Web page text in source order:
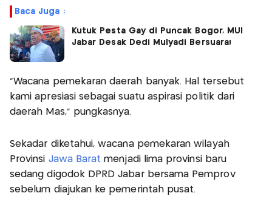
Baca Juga :
Kutuk Pesta Gay di Puncak Bogor, MUI
Jabar Desak Dedi Mulyadi Bersuara!
"Wacana pemekaran daerah banyak. Hal tersebut
kami apresiasi sebagai suatu aspirasi politik dari
daerah Mas," pungkasnya.
Sekadar diketahui, wacana pemekaran wilayah
Provinsi Jawa Baratmenjadi lima provinsi baru
sedang digodok DPRD Jabar bersama Pemprov
sebelum diajukan ke pemerintah pusat.